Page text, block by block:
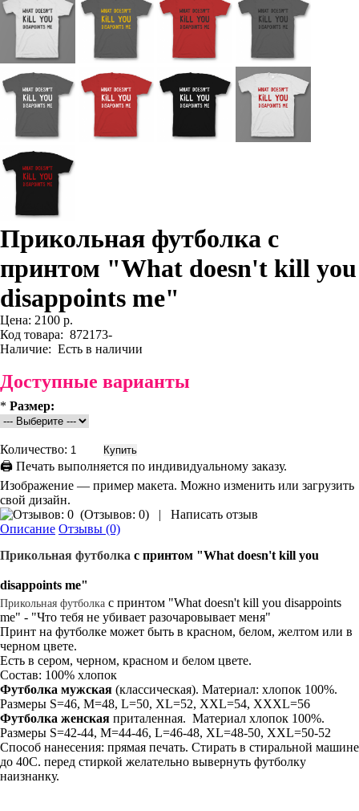
Прикольная футболка с
принтом "What doesn't kill you
disappoints me"
Цена: 2100 р.
Код товара: 872173-
Наличие: Есть в наличии
Доступные варианты
* Размер:
Количество:
🖨 Печать выполняется по индивидуальному заказу.
Изображение — пример макета. Можно изменить или загрузить
свой дизайн.
(Отзывов: 0) |
Написать отзыв
Описание Отзывы (0)
Прикольная футболка с принтом "What doesn't kill you
disappoints me"
Прикольная футболка с принтом "What doesn't kill you disappoints
me" - "Что тебя не убивает разочаровывает меня"
Принт на футболке может быть в красном, белом, желтом или в
черном цвете.
Есть в сером, черном, красном и белом цвете.
Состав: 100% хлопок
Футболка мужская (классическая). Материал: хлопок 100%.
Размеры S=46, M=48, L=50, XL=52, XXL=54, XXXL=56
Футболка женская приталенная. Материал хлопок 100%.
Размеры S=42-44, M=44-46, L=46-48, XL=48-50, XXL=50-52
Способ нанесения: прямая печать. Стирать в стиральной машине
до 40С. перед стиркой желательно вывернуть футболку
наизнанку.